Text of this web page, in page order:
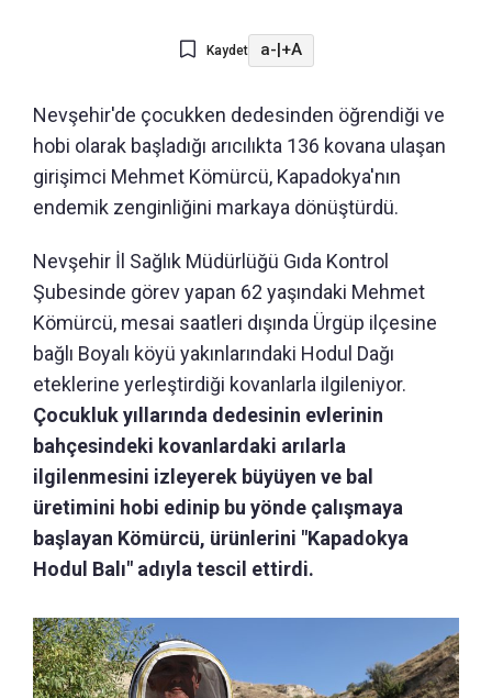
Kaydet a-|+A
Nevşehir'de çocukken dedesinden öğrendiği ve
hobi olarak başladığı arıcılıkta 136 kovana ulaşan
girişimci Mehmet Kömürcü, Kapadokya'nın
endemik zenginliğini markaya dönüştürdü.
Nevşehir İl Sağlık Müdürlüğü Gıda Kontrol
Şubesinde görev yapan 62 yaşındaki Mehmet
Kömürcü, mesai saatleri dışında Ürgüp ilçesine
bağlı Boyalı köyü yakınlarındaki Hodul Dağı
eteklerine yerleştirdiği kovanlarla ilgileniyor.
Çocukluk yıllarında dedesinin evlerinin
bahçesindeki kovanlardaki arılarla
ilgilenmesini izleyerek büyüyen ve bal
üretimini hobi edinip bu yönde çalışmaya
başlayan Kömürcü, ürünlerini "Kapadokya
Hodul Balı" adıyla tescil ettirdi.